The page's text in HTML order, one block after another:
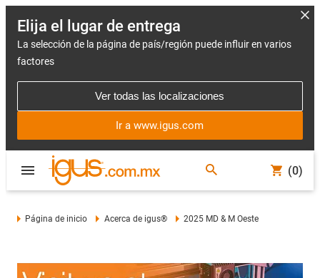
Elija el lugar de entrega
La selección de la página de país/región puede influir en varios
factores
Ver todas las localizaciones
Ir a www.igus.com
(0)
Página de inicio Acerca de igus® 2025 MD & M Oeste